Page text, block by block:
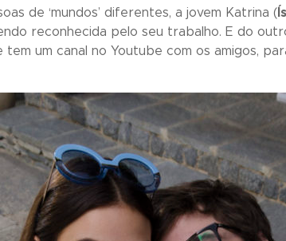
de ‘mundos’ diferentes, a jovem Katrina (
reconhecida pelo seu trabalho. E do
um canal no Youtube com os amigos,